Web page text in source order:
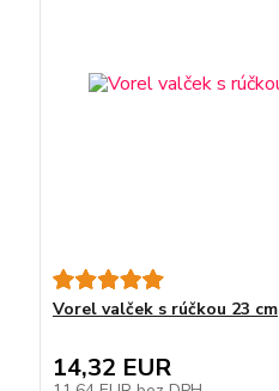
Vorel valček s rúčkou 23 cm
14,32 EUR